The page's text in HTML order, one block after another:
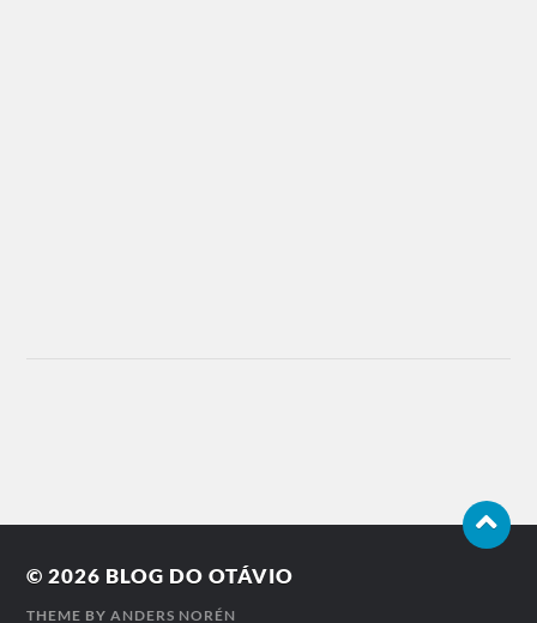
© 2026 BLOG DO OTÁVIO
THEME BYANDERS NORÉN